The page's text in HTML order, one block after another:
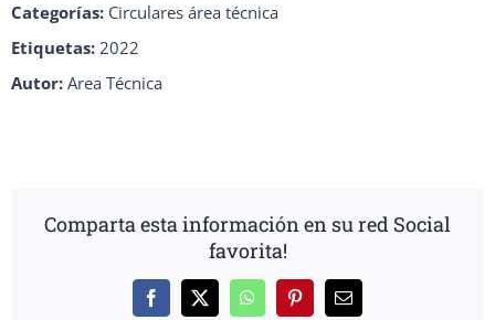
Categorías: Circulares área técnica
Etiquetas: 2022
Autor: Area Técnica
Comparta esta información en su red Social
favorita!
Facebook
X WhatsAppPinterestCorreo